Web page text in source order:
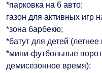
*парковка на 6 авто;
газон для активных игр
*зона барбекю;
*батут для детей
*мини-футбольные
демисезонное время);